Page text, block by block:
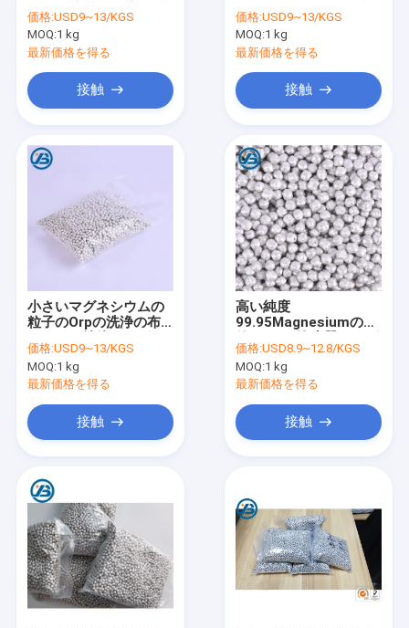
ネシウムの微粒
価格:USD9~13/KGS
MOQ:1 kg
最新価格を得る
接触
シウムの粒子の微粒
価格:USD9~13/KGS
MOQ:1 kg
最新価格を得る
接触
小さいマグネシウムの
粒子のOrpの洗浄の布
シウムの球99.95%
価格:USD9~13/KGS
MOQ:1 kg
最新価格を得る
接触
高い純度
99.95Magnesiumの微
ネシウムの豆
価格:USD8.9~12.8/KGS
MOQ:1 kg
最新価格を得る
接触